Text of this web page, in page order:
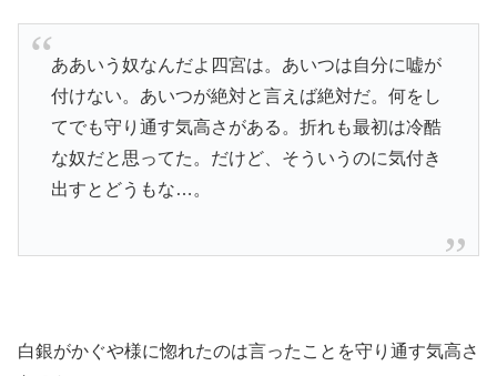
ああいう奴なんだよ四宮は。あいつは自分に嘘が
付けない。あいつが絶対と言えば絶対だ。何をし
てでも守り通す気高さがある。折れも最初は冷酷
な奴だと思ってた。だけど、そういうのに気付き
出すとどうもな…。
白銀がかぐや様に惚れたのは言ったことを守り通す気高さ